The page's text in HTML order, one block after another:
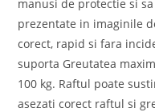
manusi de protectie si
prezentate in imaginile
corect, rapid si fara
suporta Greutatea
100 kg. Raftul poate
asezati corect raftul si